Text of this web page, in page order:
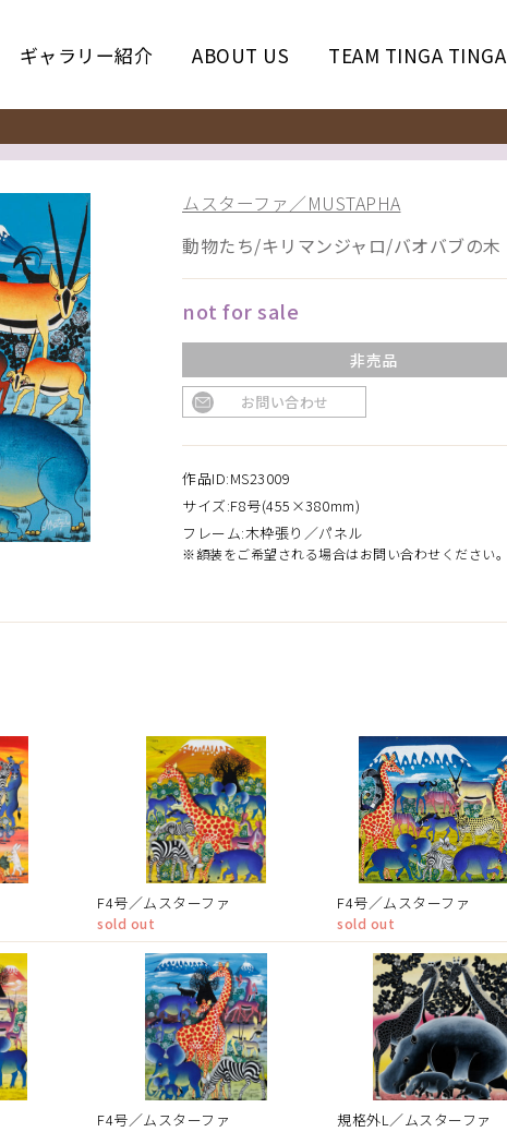
ギャラリー紹介 ABOUT US TEAM TINGA TINGA
ムスターファ／MUSTAPHA
動物たち/キリマンジャロ/バオバブの木
not for sale
非売品
お問い合わせ
作品ID:MS23009
サイズ:F8号(455×380mm)
フレーム:木枠張り／パネル
※額装をご希望される場合はお問い合わせください。
F4号／ムスターファ
sold out
F4号／ムスターファ
sold out
F4号／ムスターファ 規格外L／ムスターファ